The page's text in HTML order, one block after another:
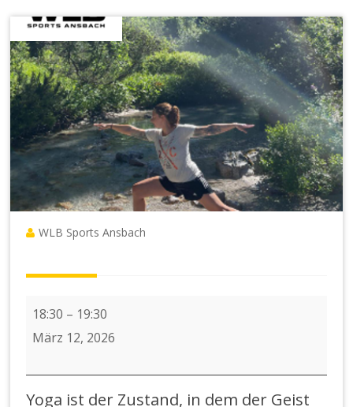
WLB Sports Ansbach
Vinyasa
Yoga
18:30 – 19:30
März 12, 2026
Yoga ist der Zustand, in dem der Geist